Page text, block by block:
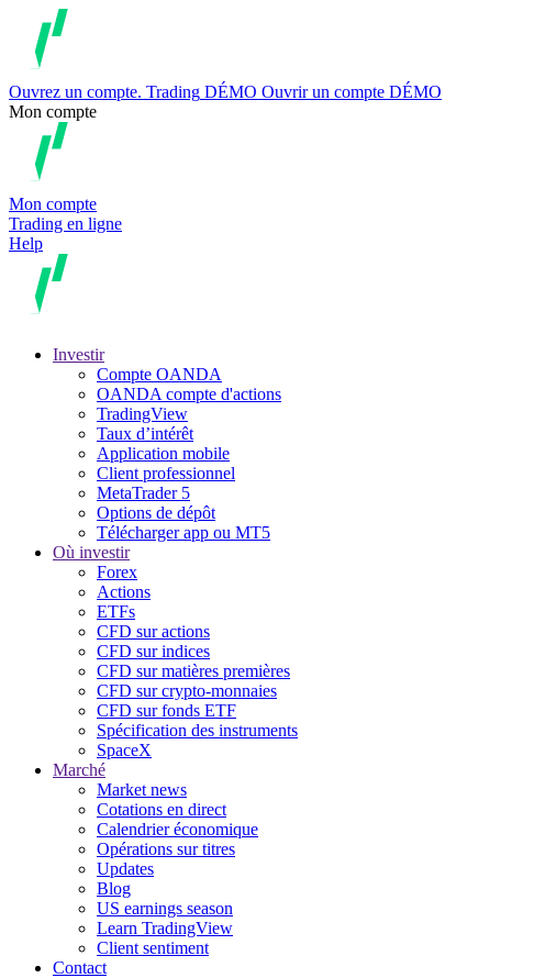
Ouvrez un compte. Trading DÉMO Ouvrir un compte DÉMO
Mon compte
Mon compte
Trading en ligne
Help
Investir
Compte OANDA
OANDA compte d'actions
TradingView
Taux d’intérêt
Application mobile
Client professionnel
MetaTrader 5
Options de dépôt
Télécharger app ou MT5
Où investir
Forex
Actions
ETFs
CFD sur actions
CFD sur indices
CFD sur matières premières
CFD sur crypto-monnaies
CFD sur fonds ETF
Spécification des instruments
SpaceX
Marché
Market news
Cotations en direct
Calendrier économique
Opérations sur titres
Updates
Blog
US earnings season
Learn TradingView
Client sentiment
Contact